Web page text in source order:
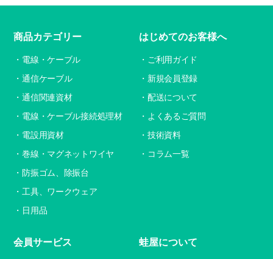
商品カテゴリー
電線・ケーブル
通信ケーブル
通信関連資材
電線・ケーブル接続処理材
電設用資材
巻線・マグネットワイヤ
防振ゴム、除振台
工具、ワークウェア
日用品
はじめてのお客様へ
ご利用ガイド
新規会員登録
配送について
よくあるご質問
技術資料
コラム一覧
会員サービス 蛙屋について